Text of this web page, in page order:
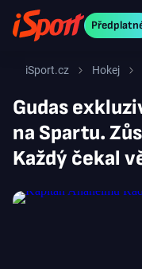
iSport.cz Hokej
Gudas
na Spartu.
Každý čekal